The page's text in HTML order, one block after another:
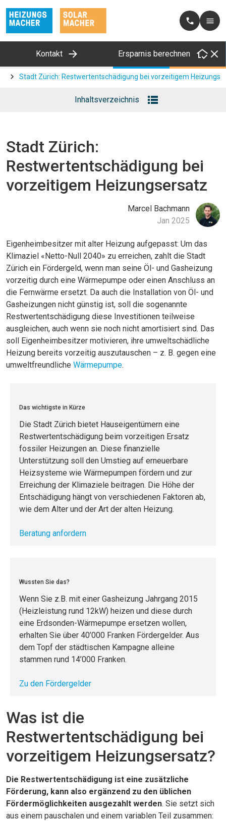
Kontakt Ersparnis berechnen
Stadt Zürich: Restwertentschädigung bei vorzeitigem
Inhaltsverzeichnis
Stadt Zürich:
Restwertentschädigung bei
vorzeitigem Heizungsersatz
Marcel Bachmann
Jan 2025
Eigenheimbesitzer mit alter Heizung aufgepasst: Um das
Klimaziel «Netto-Null 2040» zu erreichen, zahlt die Stadt
Zürich ein Fördergeld, wenn man seine Öl- und Gasheizung
vorzeitig durch eine Wärmepumpe oder einen Anschluss an
die Fernwärme ersetzt. Da auch die Installation von Öl- und
Gasheizungen nicht günstig ist, soll die sogenannte
Restwertentschädigung diese Investitionen teilweise
ausgleichen, auch wenn sie noch nicht amortisiert sind. Das
soll Eigenheimbesitzer motivieren, ihre umweltschädliche
Heizung bereits vorzeitig auszutauschen – z. B. gegen eine
umweltfreundliche Wärmepumpe.
Das wichtigste in Kürze
Die Stadt Zürich bietet Hauseigentümern eine
Restwertentschädigung beim vorzeitigen Ersatz
fossiler Heizungen an. Diese finanzielle
Unterstützung soll den Umstieg auf erneuerbare
Heizsysteme wie Wärmepumpen fördern und zur
Erreichung der Klimaziele beitragen. Die Höhe der
Entschädigung hängt von verschiedenen Faktoren ab,
wie dem Alter und der Art der alten Heizung.
Beratung anfordern
Wussten Sie das?
Wenn Sie z.B. mit einer Gasheizung Jahrgang 2015
(Heizleistung rund 12kW) heizen und diese durch
eine Erdsonden-Wärmepumpe ersetzen wollen,
erhalten Sie über 40’000 Franken Fördergelder. Aus
dem Topf der städtischen Kampagne alleine
stammen rund 14’000 Franken.
Zu den Fördergelder
Was ist die
Restwertentschädigung bei
vorzeitigem Heizungsersatz?
Die Restwertentschädigung ist eine zusätzliche
Förderung, kann also ergänzend zu den üblichen
Fördermöglichkeiten ausgezahlt werden. Sie setzt sich
aus einem pauschalen und einem variablen Teil zusammen: